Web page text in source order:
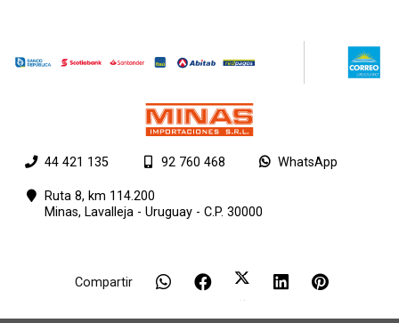
44 421 135 92 760 468 WhatsApp
Ruta 8, km 114.200
Minas, Lavalleja - Uruguay - C.P. 30000
Compartir